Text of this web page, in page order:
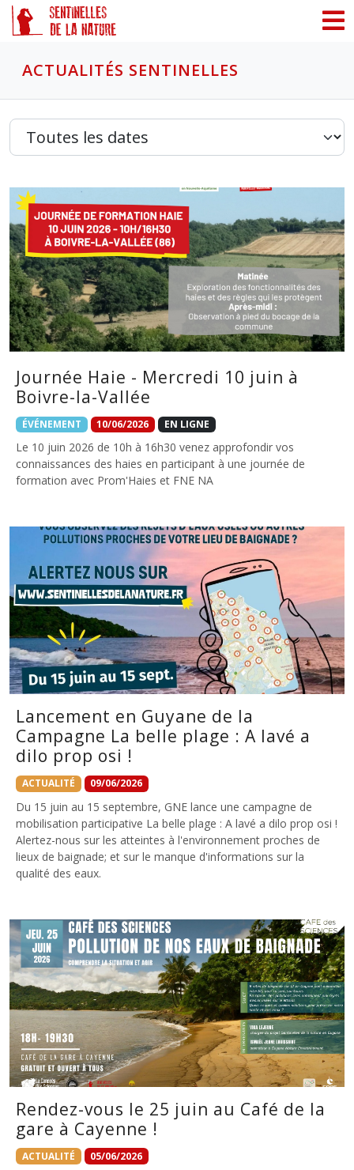
ACTUALITÉS SENTINELLES
Journée Haie - Mercredi 10 juin à
Boivre-la-Vallée
ÉVÉNEMENT 10/06/2026 EN LIGNE
Le 10 juin 2026 de 10h à 16h30 venez approfondir vos
connaissances des haies en participant à une journée de
formation avec Prom'Haies et FNE NA
Lancement en Guyane de la
Campagne La belle plage : A lavé a
dilo prop osi !
ACTUALITÉ 09/06/2026
Du 15 juin au 15 septembre, GNE lance une campagne de
mobilisation participative La belle plage : A lavé a dilo prop osi !
Alertez-nous sur les atteintes à l'environnement proches de
lieux de baignade; et sur le manque d'informations sur la
qualité des eaux.
Rendez-vous le 25 juin au Café de la
gare à Cayenne !
ACTUALITÉ 05/06/2026
Panneau de gestion des cookies